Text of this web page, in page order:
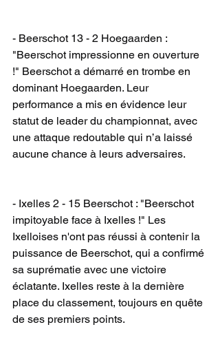
- Beerschot 13 - 2 Hoegaarden :
"Beerschot impressionne en ouverture
!" Beerschot a démarré en trombe en
dominant Hoegaarden. Leur
performance a mis en évidence leur
statut de leader du championnat, avec
une attaque redoutable qui n’a laissé
aucune chance à leurs adversaires.
- Ixelles 2 - 15 Beerschot : "Beerschot
impitoyable face à Ixelles !" Les
Ixelloises n'ont pas réussi à contenir la
puissance de Beerschot, qui a confirmé
sa suprématie avec une victoire
éclatante. Ixelles reste à la dernière
place du classement, toujours en quête
de ses premiers points.